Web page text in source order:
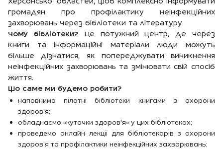
Херсонської областей, щоб комплексно інформувати
громадян про профілактику неінфекційних
захворювань через бібліотеки та літературу.
Чому бібліотеки? Це потужний центр, де через
книги та інформаційні матеріали люди можуть
більше дізнатися, як попереджувати виникнення
неінфекційних захворювань та змінювати свій спосіб
життя.
Що саме ми будемо робити?
наповнимо пілотні бібліотеки книгами з охорони
здоров'я;
обладнаємо «куточки здоров'я» у цих бібліотеках;
проведемо онлайн лекції для бібліотекарів з охорони
здоров'я та профілактики неінфекційних захворювань;